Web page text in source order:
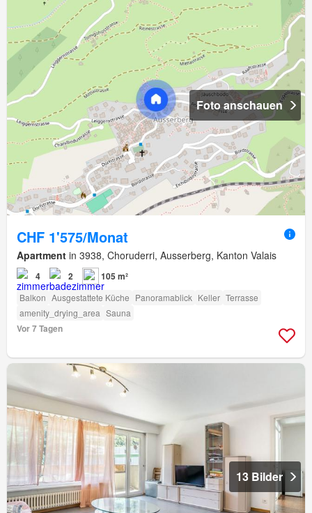
Foto anschauen
CHF 1'575/Monat
Apartment in 3938, Choruderri, Ausserberg, Kanton Valais
4 2 105 m²
Balkon Ausgestattete Küche Panoramablick Keller Terrasse
amenity_drying_area Sauna
Vor 7 Tagen
13 Bilder